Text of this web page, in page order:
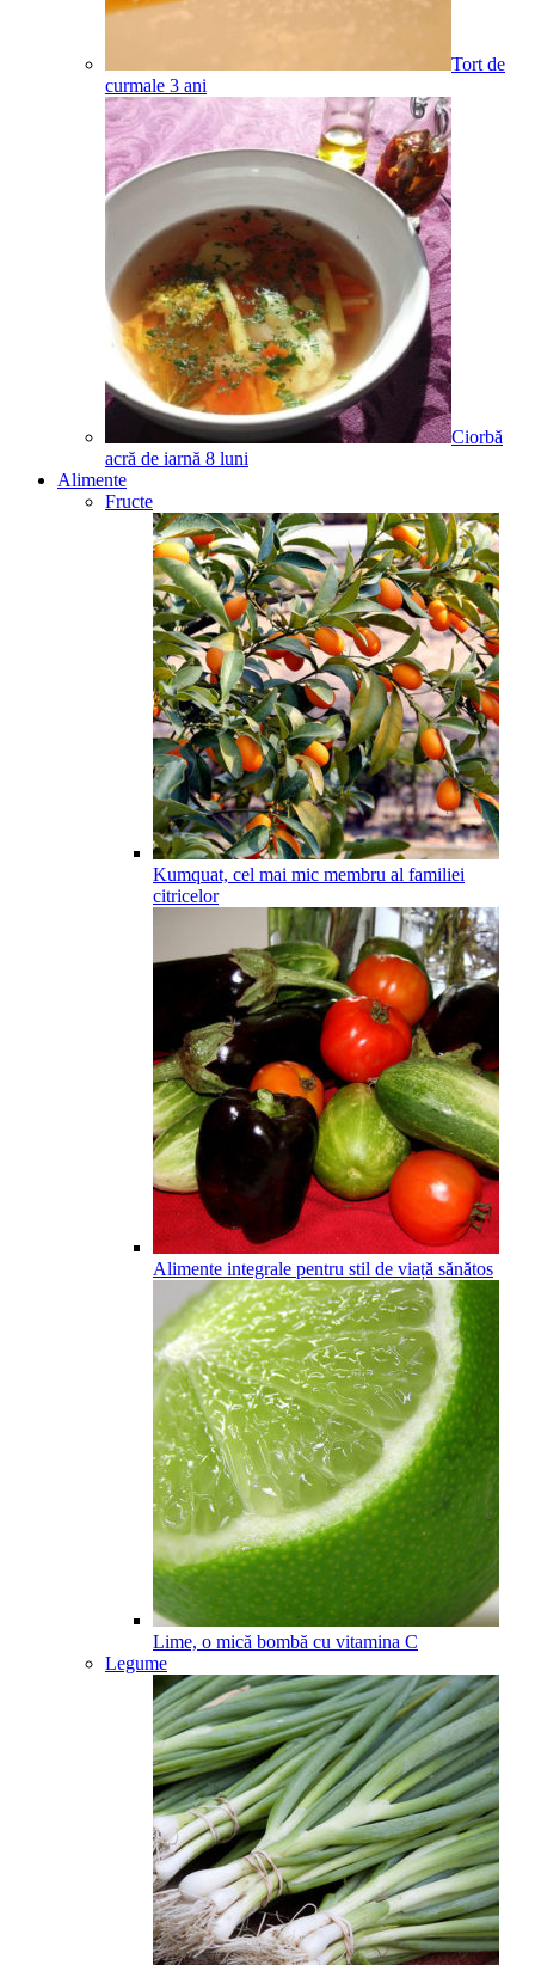
Tort de
curmale 3 ani
Ciorbă
acră de iarnă 8 luni
Alimente
Fructe
Kumquat, cel mai mic membru al familiei
citricelor
Alimente integrale pentru stil de viață sănătos
Lime, o mică bombă cu vitamina C
Legume